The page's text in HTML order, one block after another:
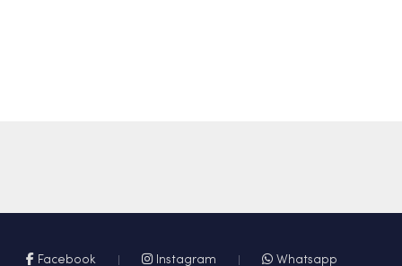
Facebook Instagram Whatsapp